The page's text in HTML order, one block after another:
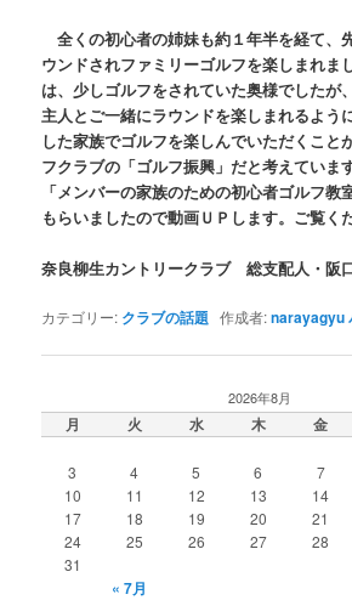
全くの初心者の姉妹も約１年半を経て、
ウンドされファミリーゴルフを楽しまれま
は、少しゴルフをされていた奥様でしたが
主人とご一緒にラウンドを楽しまれるよう
した家族でゴルフを楽しんでいただくこと
フクラブの「ゴルフ振興」だと考えていま
「メンバーの家族のための初心者ゴルフ教
もらいましたので動画ＵＰします。ご覧く
奈良柳生カントリークラブ 総支配人・
カテゴリー: クラブの話題 作成者:narayagyu
2026年8月
月 火 水 木 金
3
4 5 6 7
10
11 12 13 14
17
18 19 20 21
24
25 26 27 28
31
« 7月